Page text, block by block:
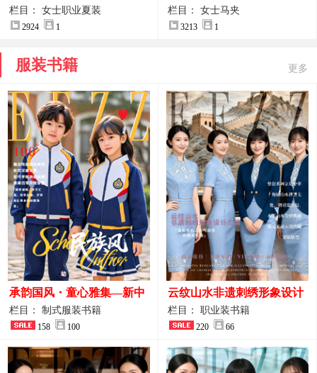
装女正装
栏目： 女士职业夏装
2924 1
马甲拍摄大图
栏目： 女士马夹
3213 1
服装书籍 更多
承韵国风・童心雅集—新中
式民族风小学与幼儿园全套
校服定制图鉴
栏目： 制式服装书籍
158 100
云纹山水非遗刺绣形象设计
工装｜会议礼仪接待人员制
服画册
栏目： 职业装书籍
220 66